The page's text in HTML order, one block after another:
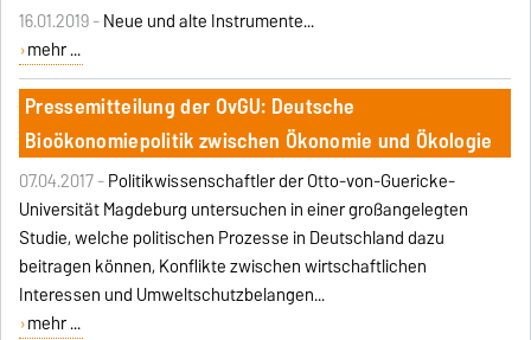
16.01.2019 -Neue und alte Instrumente...
mehr ...
Pressemitteilung der OvGU: Deutsche
Bioökonomiepolitik zwischen Ökonomie und Ökologie
07.04.2017 -Politikwissenschaftler der Otto-von-Guericke-
Universität Magdeburg untersuchen in einer großangelegten
Studie, welche politischen Prozesse in Deutschland dazu
beitragen können, Konflikte zwischen wirtschaftlichen
Interessen und Umweltschutzbelangen...
mehr ...